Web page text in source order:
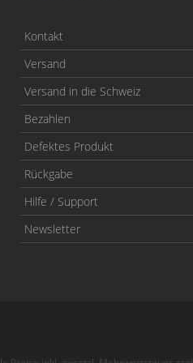
Kontakt
Versand
Versand in die Schweiz
Bezahlen
Defektes Produkt
Rückgabe
Hilfe / Support
Newsletter